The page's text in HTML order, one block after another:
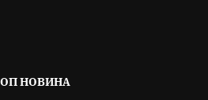
НОВИНА